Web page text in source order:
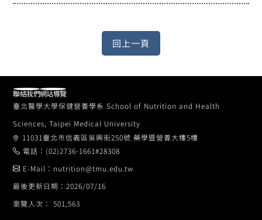
臺北醫學大學保健營養學系 School of Nutrition and Health
Sciences, Taipei Medical University
11031臺北市信義區吳興街250號 藥學暨營養大樓5樓
電話：(02)2736-1661#28308
瀏覽人次： 501,563
E-Mail：nutrition@tmu.edu.tw
最後更新日期：2026/07/16
聯絡我們網站導覽